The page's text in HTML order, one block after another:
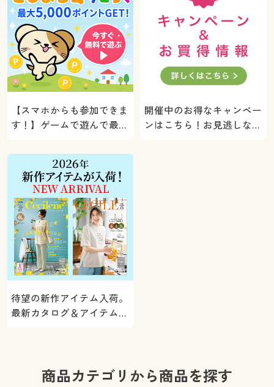
【スマホからも参加できま
す！】ゲームで遊んで最大
ト！
開催中のお得なキャンペー
ンはこちら！お見逃しな
待望の新作アイテム入荷。
最新カタログ＆アイテムを
商品カテゴリから商品を探す